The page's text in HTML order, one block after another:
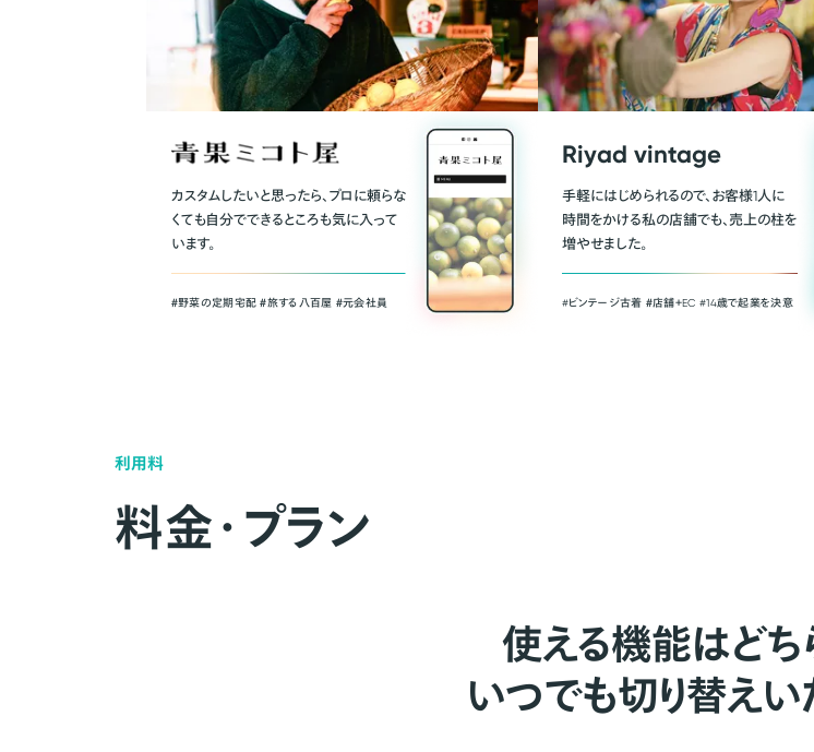
カスタムしたいと思ったら、プロに頼らな
くても自分でできるところも気に入って
います。
＃野菜の定期宅配 ＃旅する八百屋 ＃元会社員
Riyad vintage
手軽にはじめられるので、お客様1人に
時間をかける私の店舗でも、売上の柱を
増やせました。
#ビンテージ古着 ＃店舗＋EC #14歳で起業を決意
利用料
料金・プラン
使える機能はどち
いつでも切り替えい